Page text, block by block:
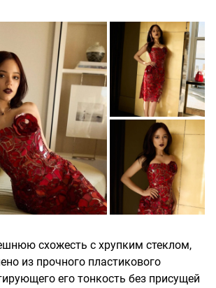
схожесть с хрупким стеклом,
из прочного пластикового
его тонкость без присущей